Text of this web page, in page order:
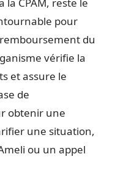
la CPAM, reste le
pour
du
vérifie la
et assure le
de
obtenir une
une situation,
ou un appel